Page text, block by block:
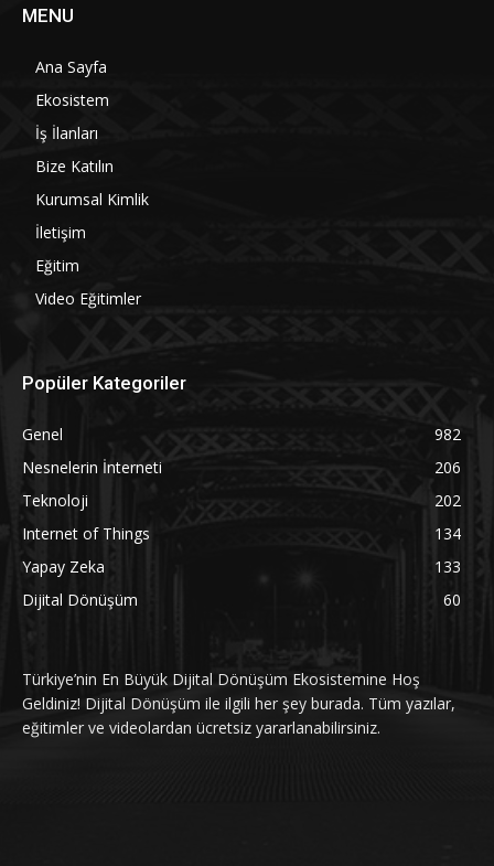
MENU
Ana Sayfa
Ekosistem
İş İlanları
Bize Katılın
Kurumsal Kimlik
İletişim
Eğitim
Video Eğitimler
Popüler Kategoriler
Genel
982
Nesnelerin İnterneti
206
Teknoloji
202
Internet of Things
134
Yapay Zeka
133
Dijital Dönüşüm
60
Türkiye’nin En Büyük Dijital Dönüşüm Ekosistemine Hoş
Geldiniz! Dijital Dönüşüm ile ilgili her şey burada. Tüm yazılar,
eğitimler ve videolardan ücretsiz yararlanabilirsiniz.